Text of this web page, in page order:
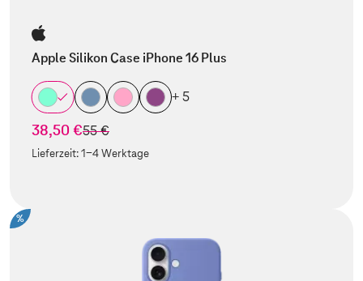
Apple Silikon Case iPhone 16 Plus
+ 5
38,50 €statt
55 €
Lieferzeit:1-4 Werktage
%